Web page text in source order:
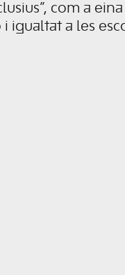
com a eina
i igualtat a les